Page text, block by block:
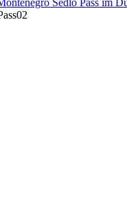
Sedlo Pass im